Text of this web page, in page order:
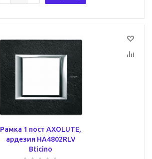
Рамка 1 пост AXOLUTE,
ардезия HA4802RLV
Bticino